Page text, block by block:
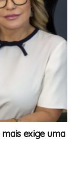
exige uma